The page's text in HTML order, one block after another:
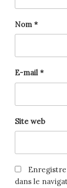
Nom *
E-mail *
Site web
dans le